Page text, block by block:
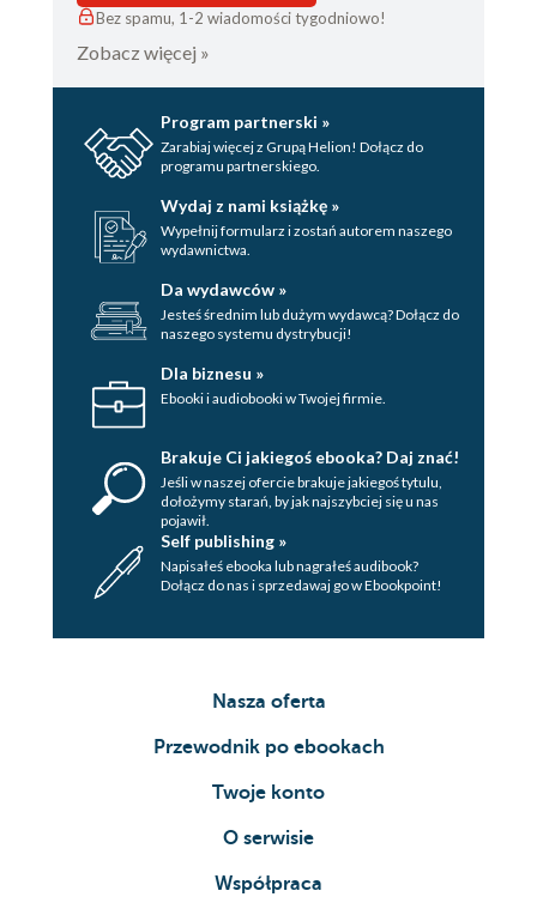
Bez spamu, 1-2 wiadomości tygodniowo!
Zobacz więcej »
Program partnerski »
Zarabiaj więcej z Grupą Helion! Dołącz do
programu partnerskiego.
Wydaj z nami książkę »
Wypełnij formularz i zostań autorem naszego
wydawnictwa.
Da wydawców »
Jesteś średnim lub dużym wydawcą? Dołącz do
naszego systemu dystrybucji!
Dla biznesu »
Ebooki i audiobooki w Twojej firmie.
Brakuje Ci jakiegoś ebooka? Daj znać!
Jeśli w naszej ofercie brakuje jakiegoś tytulu,
dołożymy starań, by jak najszybciej się u nas
pojawił.
Self publishing »
Napisałeś ebooka lub nagrałeś audibook?
Dołącz do nas i sprzedawaj go w Ebookpoint!
Nasza oferta
Przewodnik po ebookach
Twoje konto
O serwisie
Współpraca